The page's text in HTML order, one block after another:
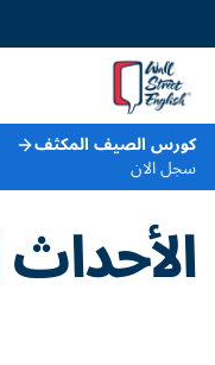
كورس الصيف المكثف
سجل الان